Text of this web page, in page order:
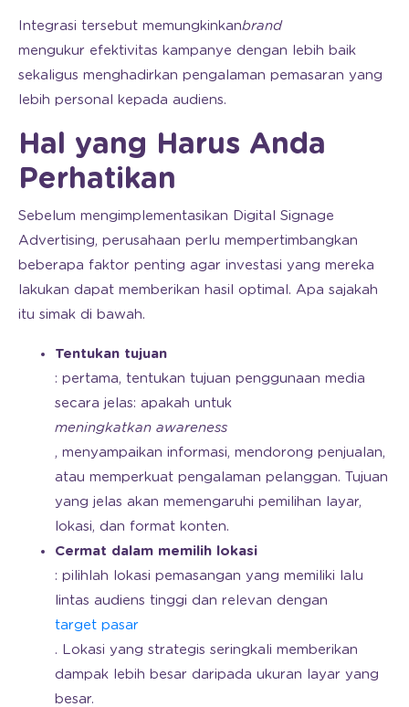
Integrasi tersebut memungkinkanbrand
mengukur efektivitas kampanye dengan lebih baik
sekaligus menghadirkan pengalaman pemasaran yang
lebih personal kepada audiens.
Hal yang Harus Anda
Perhatikan
Sebelum mengimplementasikan Digital Signage
Advertising, perusahaan perlu mempertimbangkan
beberapa faktor penting agar investasi yang mereka
lakukan dapat memberikan hasil optimal. Apa sajakah
itu simak di bawah.
Tentukan tujuan
: pertama, tentukan tujuan penggunaan media
secara jelas: apakah untuk
meningkatkan awareness
, menyampaikan informasi, mendorong penjualan,
atau memperkuat pengalaman pelanggan. Tujuan
yang jelas akan memengaruhi pemilihan layar,
lokasi, dan format konten.
Cermat dalam memilih lokasi
: pilihlah lokasi pemasangan yang memiliki lalu
lintas audiens tinggi dan relevan dengan
target pasar
. Lokasi yang strategis seringkali memberikan
dampak lebih besar daripada ukuran layar yang
besar.